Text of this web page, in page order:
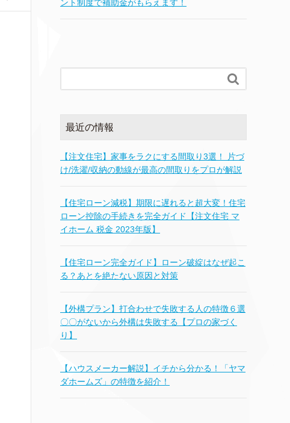
ント制度で補助金がもらえます！

最近の情報
【注文住宅】家事をラクにする間取り3選！ 片づ
け/洗濯/収納の動線が最高の間取りをプロが解説
【住宅ローン減税】期限に遅れると超大変！住宅
ローン控除の手続きを完全ガイド【注文住宅 マ
イホーム 税金 2023年版】
【住宅ローン完全ガイド】ローン破綻はなぜ起こ
る？あとを絶たない原因と対策
【外構プラン】打合わせで失敗する人の特徴６選
〇〇がないから外構は失敗する【プロの家づく
り】
【ハウスメーカー解説】イチから分かる！「ヤマ
ダホームズ」の特徴を紹介！